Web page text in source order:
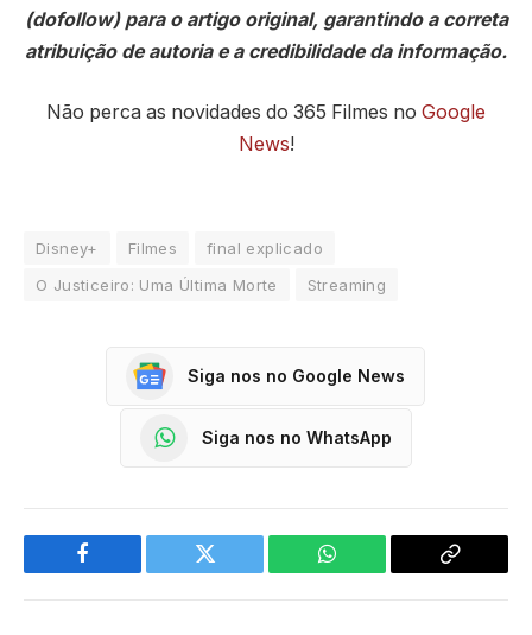
(dofollow) para o artigo original, garantindo a correta
atribuição de autoria e a credibilidade da informação.
Não perca as novidades do 365 Filmes no Google
News!
Disney+ Filmes
final explicado
O Justiceiro: Uma Última Morte
Streaming
Siga nos no Google News
Siga nos no WhatsApp
Facebook Twitter WhatsApp
Copy